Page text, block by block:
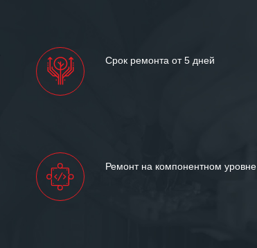
Срок ремонта от 5 дней
Ремонт на компонентном уровне